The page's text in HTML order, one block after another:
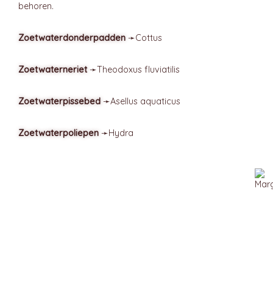
behoren.
Zoetwaterdonderpadden ➛Cottus
Zoetwaterneriet➛Theodoxus fluviatilis
Zoetwaterpissebed ➛Asellus aquaticus
Zoetwaterpoliepen ➛Hydra